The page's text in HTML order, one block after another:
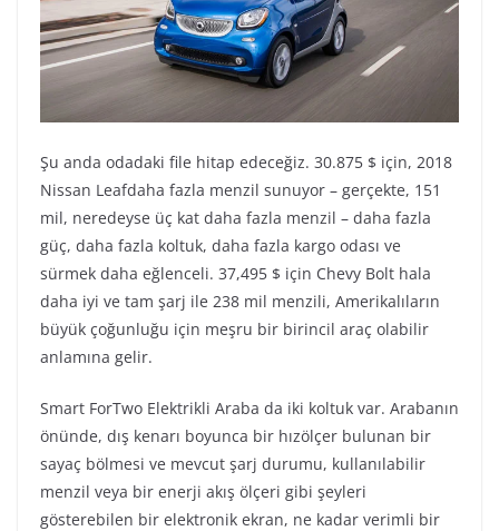
Şu anda odadaki file hitap edeceğiz. 30.875 $ için, 2018
Nissan Leafdaha fazla menzil sunuyor – gerçekte, 151
mil, neredeyse üç kat daha fazla menzil – daha fazla
güç, daha fazla koltuk, daha fazla kargo odası ve
sürmek daha eğlenceli. 37,495 $ için Chevy Bolt hala
daha iyi ve tam şarj ile 238 mil menzili, Amerikalıların
büyük çoğunluğu için meşru bir birincil araç olabilir
anlamına gelir.
Smart ForTwo Elektrikli Araba da iki koltuk var. Arabanın
önünde, dış kenarı boyunca bir hızölçer bulunan bir
sayaç bölmesi ve mevcut şarj durumu, kullanılabilir
menzil veya bir enerji akış ölçeri gibi şeyleri
gösterebilen bir elektronik ekran, ne kadar verimli bir